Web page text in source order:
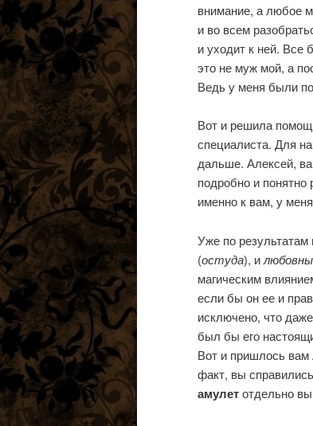
внимание, а любое
и во всем
и уходит к ней. Все
это не муж мой, а
Ведь у меня были
Вот и решила
специалиста. Для
дальше. Алексей,
подробно и
именно к вам, у
Уже по результатам
(остуда), и
магическим
если бы он ее и
исключено, что
был бы его
Вот и пришлось вам
факт, вы
амулетотдельно